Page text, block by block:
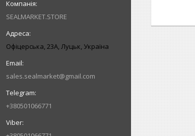
SEALMARKET.STORE
Офіцерська, 23А, Луцьк, Україна
sales.sealmarket@gmail.com
+380501066771